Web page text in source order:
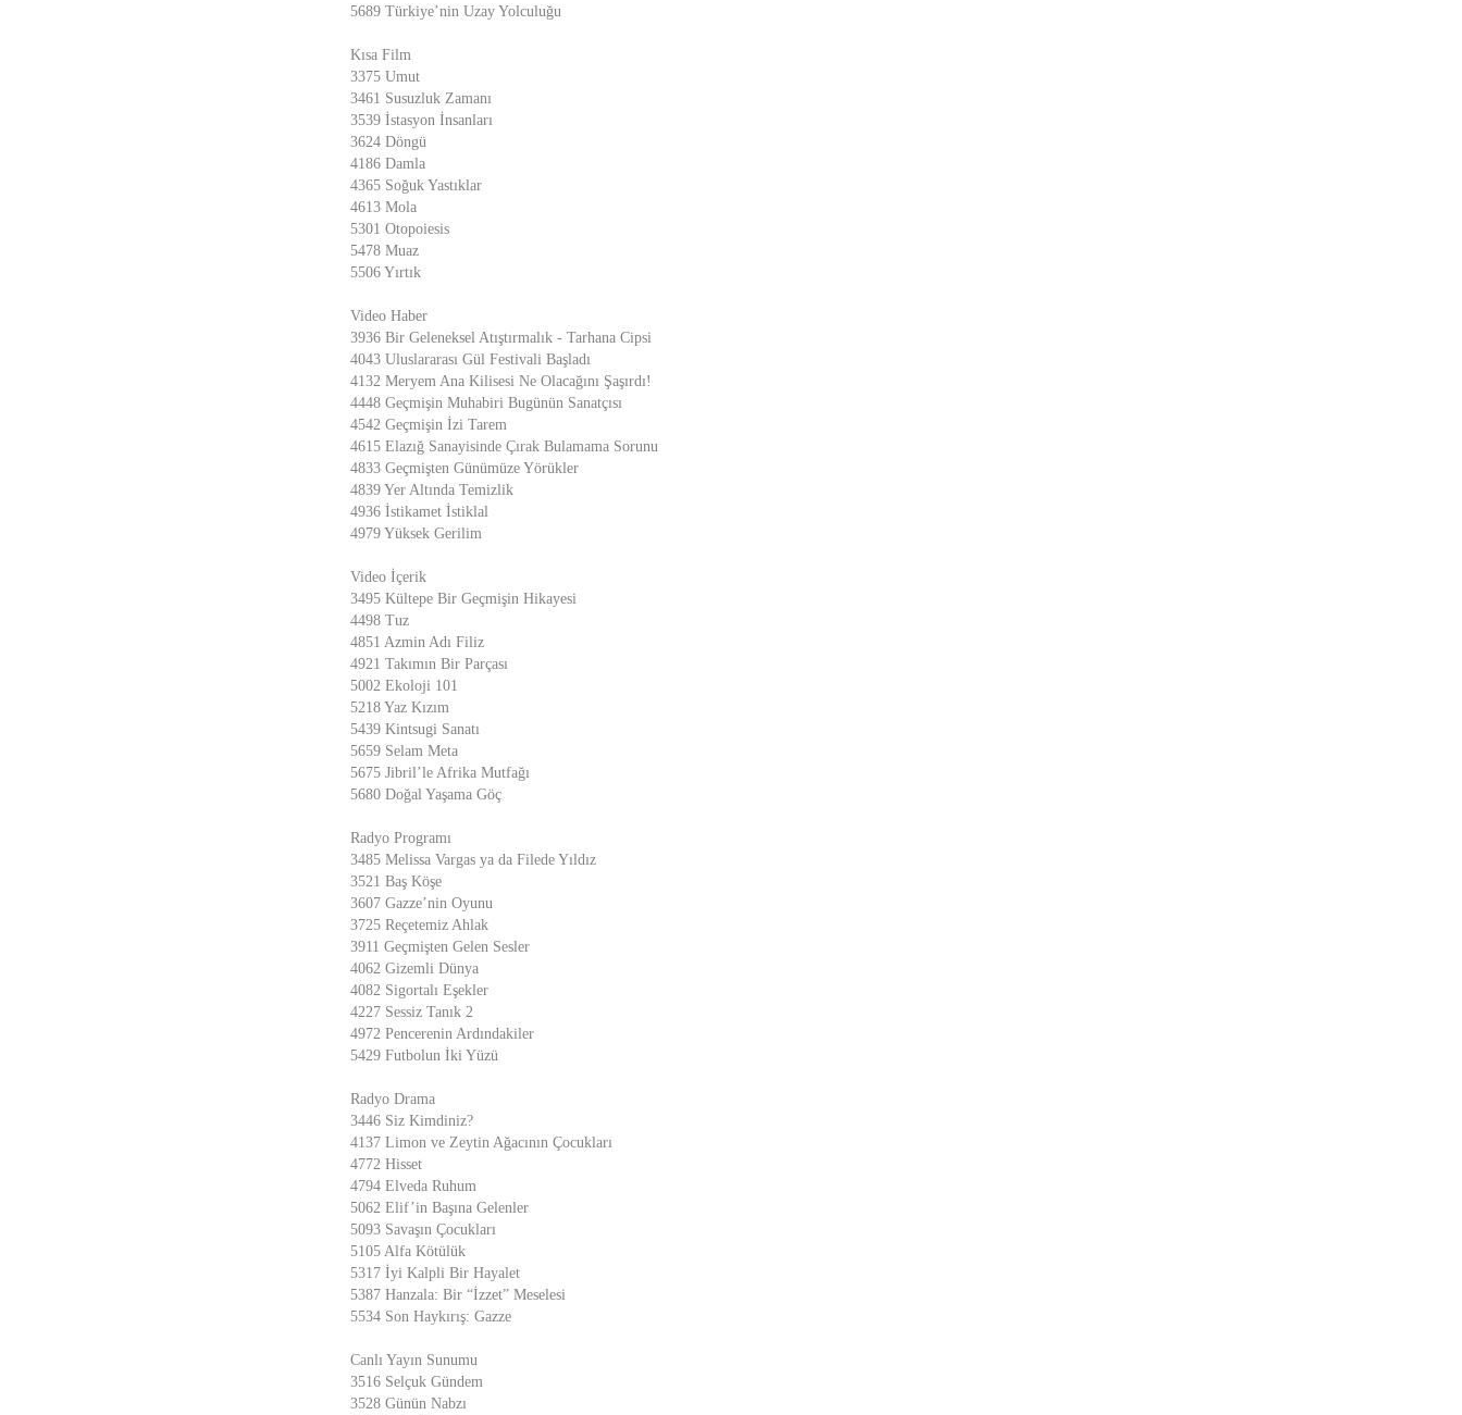
5689 Türkiye’nin Uzay Yolculuğu
Kısa Film
3375 Umut
3461 Susuzluk Zamanı
3539 İstasyon İnsanları
3624 Döngü
4186 Damla
4365 Soğuk Yastıklar
4613 Mola
5301 Otopoiesis
5478 Muaz
5506 Yırtık
Video Haber
3936 Bir Geleneksel Atıştırmalık - Tarhana Cipsi
4043 Uluslararası Gül Festivali Başladı
4132 Meryem Ana Kilisesi Ne Olacağını Şaşırdı!
4448 Geçmişin Muhabiri Bugünün Sanatçısı
4542 Geçmişin İzi Tarem
4615 Elazığ Sanayisinde Çırak Bulamama Sorunu
4833 Geçmişten Günümüze Yörükler
4839 Yer Altında Temizlik
4936 İstikamet İstiklal
4979 Yüksek Gerilim
Video İçerik
3495 Kültepe Bir Geçmişin Hikayesi
4498 Tuz
4851 Azmin Adı Filiz
4921 Takımın Bir Parçası
5002 Ekoloji 101
5218 Yaz Kızım
5439 Kintsugi Sanatı
5659 Selam Meta
5675 Jibril’le Afrika Mutfağı
5680 Doğal Yaşama Göç
Radyo Programı
3485 Melissa Vargas ya da Filede Yıldız
3521 Baş Köşe
3607 Gazze’nin Oyunu
3725 Reçetemiz Ahlak
3911 Geçmişten Gelen Sesler
4062 Gizemli Dünya
4082 Sigortalı Eşekler
4227 Sessiz Tanık 2
4972 Pencerenin Ardındakiler
5429 Futbolun İki Yüzü
Radyo Drama
3446 Siz Kimdiniz?
4137 Limon ve Zeytin Ağacının Çocukları
4772 Hisset
4794 Elveda Ruhum
5062 Elif’in Başına Gelenler
5093 Savaşın Çocukları
5105 Alfa Kötülük
5317 İyi Kalpli Bir Hayalet
5387 Hanzala: Bir “İzzet” Meselesi
5534 Son Haykırış: Gazze
Canlı Yayın Sunumu
3516 Selçuk Gündem
3528 Günün Nabzı